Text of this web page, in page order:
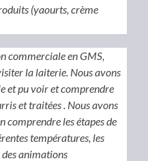
(yaourts, crème
commerciale en GMS,
la laiterie. Nous avons
et pu voir et comprendre
et traitées . Nous avons
comprendre les étapes de
températures, les
des animations